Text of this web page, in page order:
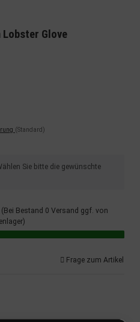
Lobster Glove
(Standard)
Sie bitte die gewünschte
Bestand 0 Versand ggf. von
Frage zum Artikel